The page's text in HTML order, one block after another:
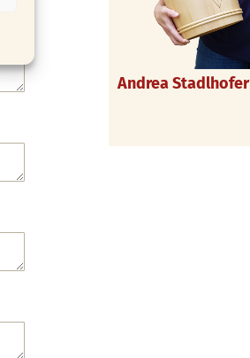
Andrea Stadlhofer